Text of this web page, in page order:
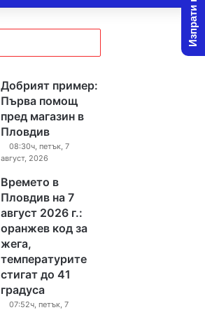
Добрият пример:
Първа помощ
пред магазин в
Пловдив
08:30ч, петък, 7
август, 2026
Времето в
Пловдив на 7
август 2026 г.:
оранжев код за
жега,
температурите
стигат до 41
градуса
07:52ч, петък, 7